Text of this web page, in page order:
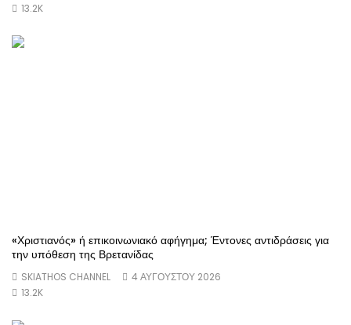
13.2K
«Χριστιανός» ή επικοινωνιακό αφήγημα; Έντονες αντιδράσεις για
την υπόθεση της Βρετανίδας
SKIATHOS CHANNEL
4 ΑΥΓΟΥΣΤΟΥ 2026
13.2K